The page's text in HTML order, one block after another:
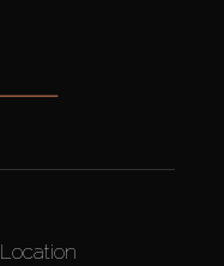
Location